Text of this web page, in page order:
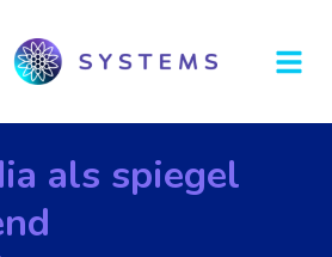
als spiegel